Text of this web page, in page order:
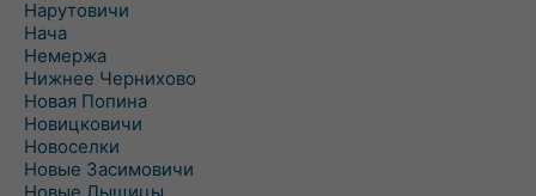
Нарутовичи
Нача
Немержа
Нижнее Чернихово
Новая Попина
Новицковичи
Новоселки
Новые Засимовичи